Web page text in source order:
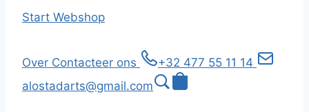
Start Webshop
Over Contacteer ons
+32 477 55 11 14
alostadarts@gmail.com